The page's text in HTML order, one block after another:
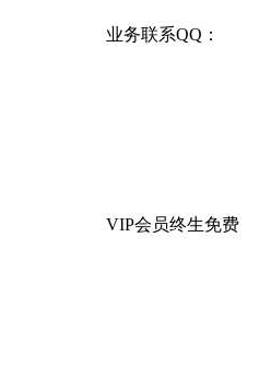
业务联系QQ：
VIP会员终生免费